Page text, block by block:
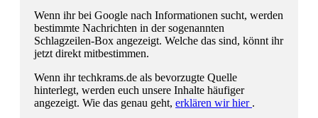
Wenn ihr bei Google nach Informationen sucht, werden
bestimmte Nachrichten in der sogenannten
Schlagzeilen-Box angezeigt. Welche das sind, könnt ihr
jetzt direkt mitbestimmen.
Wenn ihr techkrams.de als bevorzugte Quelle
hinterlegt, werden euch unsere Inhalte häufiger
angezeigt. Wie das genau geht, erklären wir hier .